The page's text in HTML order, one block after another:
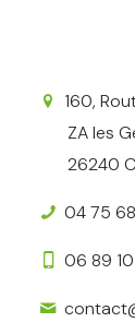
160,
ZA les
26240
04 75
06 89